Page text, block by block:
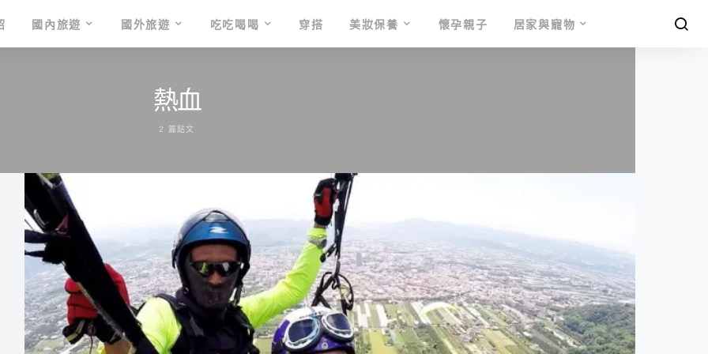
國內旅遊 國外旅遊 吃吃喝喝 穿搭 美妝保養 懷孕親子 居家與寵物
熱血
2 篇貼文